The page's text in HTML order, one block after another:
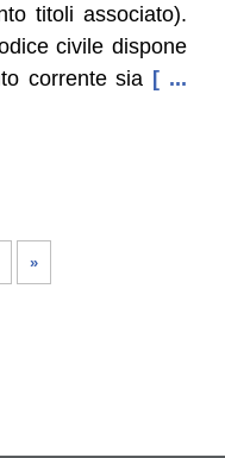
titoli associato).
civile dispone
corrente sia [ ...
»